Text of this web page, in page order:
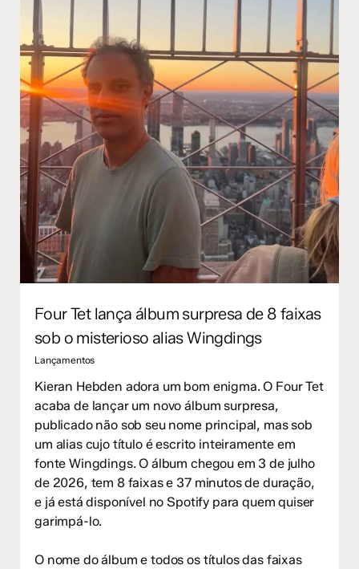
Four Tet lança álbum surpresa de 8 faixas
sob o misterioso alias Wingdings
Lançamentos
Kieran Hebden adora um bom enigma. O Four Tet
acaba de lançar um novo álbum surpresa,
publicado não sob seu nome principal, mas sob
um alias cujo título é escrito inteiramente em
fonte Wingdings. O álbum chegou em 3 de julho
de 2026, tem 8 faixas e 37 minutos de duração,
e já está disponível no Spotify para quem quiser
garimpá-lo.
O nome do álbum e todos os títulos das faixas